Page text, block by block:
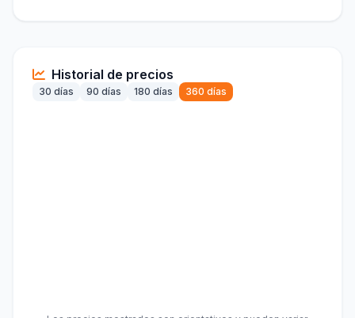
Historial de precios
30 días 90 días 180 días 360 días